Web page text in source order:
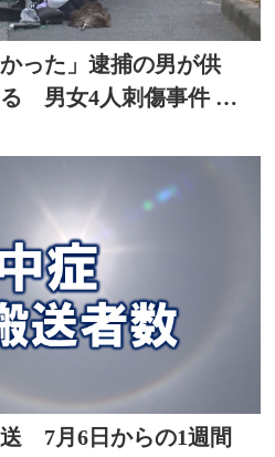
った」逮捕の男が供
男女4人刺傷事件 被
7月6日からの1週間